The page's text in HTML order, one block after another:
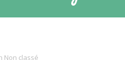
Non classé